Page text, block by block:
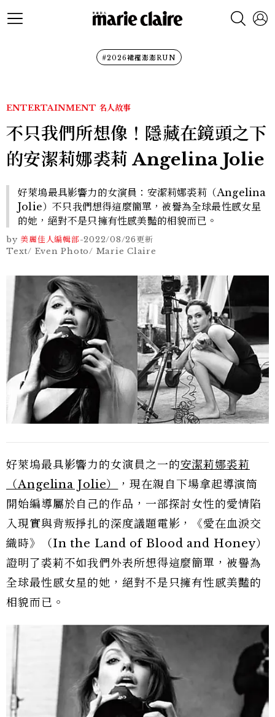
#2026裙襬澎澎RUN
ENTERTAINMENT 名人故事
不只我們所想像！隱藏在鏡頭之下
的安潔莉娜裘莉 Angelina Jolie
好萊塢最具影響力的女演員：安潔莉娜裘莉（Angelina
Jolie）不只我們想得這麼簡單，被譽為全球最性感女星
的她，絕對不是只擁有性感美豔的相貌而已。
by 美麗佳人編輯部-2022/08/26更新
Text/ Even Photo/ Marie Claire
好萊塢最具影響力的女演員之一的安潔莉娜裘莉
（Angelina Jolie）
，現在親自下場拿起導演筒
開始編導屬於自己的作品，一部探討女性的愛情陷
入現實與背叛掙扎的深度議題電影，《愛在血淚交
織時》（In the Land of Blood and Honey）
證明了裘莉不如我們外表所想得這麼簡單，被譽為
全球最性感女星的她，絕對不是只擁有性感美豔的
相貌而已。